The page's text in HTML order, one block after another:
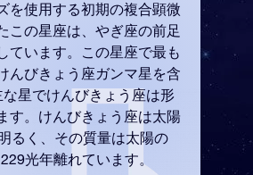
を使用する初期の複合顕微
この星座は、やぎ座の前足
ています。この星座で最も
んびきょう座ガンマ星を含
星でけんびきょう座は形
す。けんびきょう座は太陽
るく、その質量は太陽の
光年離れています。